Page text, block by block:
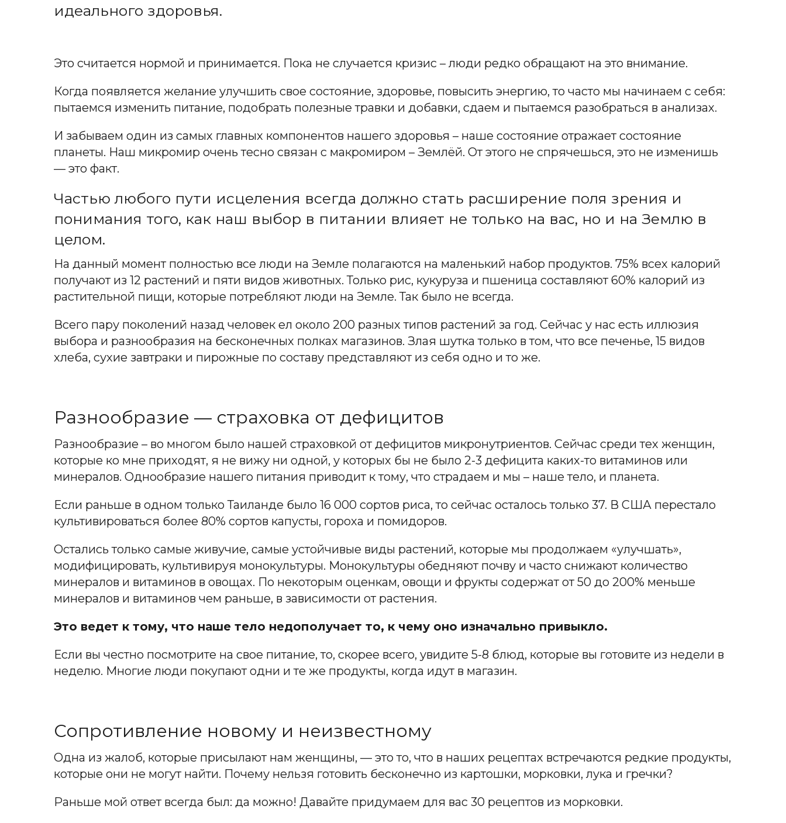
идеального здоровья.
Это считается нормой и принимается. Пока не случается кризис – люди редко обращают на это внимание.
Когда появляется желание улучшить свое состояние, здоровье, повысить энергию, то часто мы начинаем с себя:
пытаемся изменить питание, подобрать полезные травки и добавки, сдаем и пытаемся разобраться в анализах.
И забываем один из самых главных компонентов нашего здоровья – наше состояние отражает состояние
планеты. Наш микромир очень тесно связан с макромиром – Землёй. От этого не спрячешься, это не изменишь
— это факт.
Частью любого пути исцеления всегда должно стать расширение поля зрения и
понимания того, как наш выбор в питании влияет не только на вас, но и на Землю в
целом.
На данный момент полностью все люди на Земле полагаются на маленький набор продуктов. 75% всех калорий
получают из 12 растений и пяти видов животных. Только рис, кукуруза и пшеница составляют 60% калорий из
растительной пищи, которые потребляют люди на Земле. Так было не всегда.
Всего пару поколений назад человек ел около 200 разных типов растений за год. Сейчас у нас есть иллюзия
выбора и разнообразия на бесконечных полках магазинов. Злая шутка только в том, что все печенье, 15 видов
хлеба, сухие завтраки и пирожные по составу представляют из себя одно и то же.
Разнообразие — страховка от дефицитов
Разнообразие – во многом было нашей страховкой от дефицитов микронутриентов. Сейчас среди тех женщин,
которые ко мне приходят, я не вижу ни одной, у которых бы не было 2-3 дефицита каких-то витаминов или
минералов. Однообразие нашего питания приводит к тому, что страдаем и мы – наше тело, и планета.
Если раньше в одном только Таиланде было 16 000 сортов риса, то сейчас осталось только 37. В США перестало
культивироваться более 80% сортов капусты, гороха и помидоров.
Остались только самые живучие, самые устойчивые виды растений, которые мы продолжаем «улучшать»,
модифицировать, культивируя монокультуры. Монокультуры обедняют почву и часто снижают количество
минералов и витаминов в овощах. По некоторым оценкам, овощи и фрукты содержат от 50 до 200% меньше
минералов и витаминов чем раньше, в зависимости от растения.
Это ведет к тому, что наше тело недополучает то, к чему оно изначально привыкло.
Если вы честно посмотрите на свое питание, то, скорее всего, увидите 5-8 блюд, которые вы готовите из недели в
неделю. Многие люди покупают одни и те же продукты, когда идут в магазин.
Сопротивление новому и неизвестному
Одна из жалоб, которые присылают нам женщины, — это то, что в наших рецептах встречаются редкие продукты,
которые они не могут найти. Почему нельзя готовить бесконечно из картошки, морковки, лука и гречки?
Раньше мой ответ всегда был: да можно! Давайте придумаем для вас 30 рецептов из морковки.